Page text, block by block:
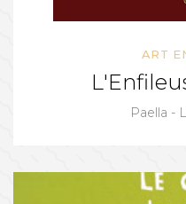
ART
Paella -